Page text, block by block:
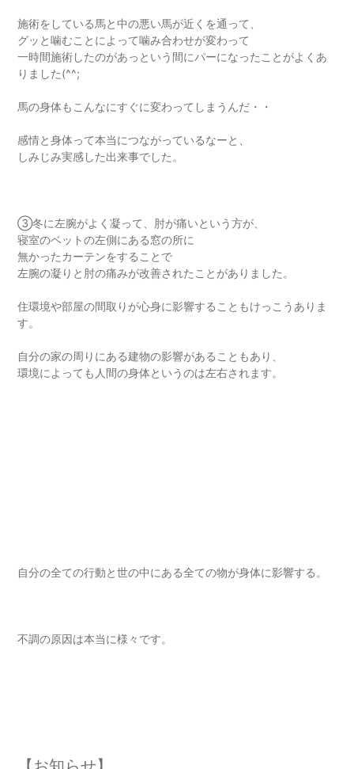
施術をしている馬と中の悪い馬が近くを通って、
グッと噛むことによって噛み合わせが変わって
一時間施術したのがあっという間にパーになったことがよくあ
りました(^^;
馬の身体もこんなにすぐに変わってしまうんだ・・
感情と身体って本当につながっているなーと、
しみじみ実感した出来事でした。
③冬に左腕がよく凝って、肘が痛いという方が、
寝室のベットの左側にある窓の所に
無かったカーテンをすることで
左腕の凝りと肘の痛みが改善されたことがありました。
住環境や部屋の間取りが心身に影響することもけっこうありま
す。
自分の家の周りにある建物の影響があることもあり、
環境によっても人間の身体というのは左右されます。
自分の全ての行動と世の中にある全ての物が身体に影響する。
不調の原因は本当に様々です。